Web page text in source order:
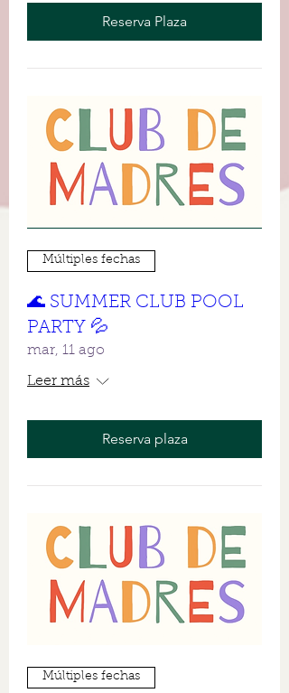
Reserva Plaza
Múltiples fechas
🌊 SUMMER CLUB POOL
PARTY 💦
mar, 11 ago
Leer más
Reserva plaza
Múltiples fechas